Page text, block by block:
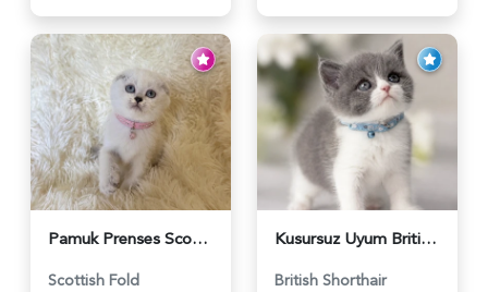
Pamuk Prenses Scottish Fold Maviş Yavrumuz - 6009
Scottish Fold
Kusursuz Uyum British Shorthair Bi Color Erkek - 6011
British Shorthair